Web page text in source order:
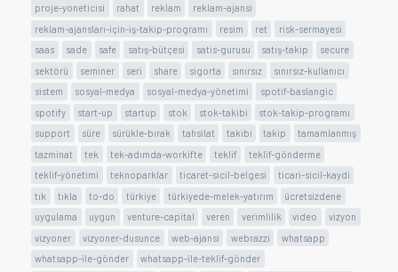
proje-yoneticisi
rahat reklam
reklam-ajansi
reklam-ajansları-için-iş-takip-programı
resim ret
risk-sermayesi
saas
sade safe satış-bütçesi satis-gurusu satış-takip
secure
sektörü
seminer seri share sigorta sınırsız
sınırsız-kullanıcı
sistem
sosyal-medya sosyal-medya-yönetimi
spotif-baslangic
spotify
start-up startup stok stok-takibi
stok-takip-programı
support
süre sürükle-bırak tahsilat takibi takip
tamamlanmış
tazminat
tek tek-adımda-workifte teklif
teklif-gönderme
teklif-yönetimi
teknoparklar ticaret-sicil-belgesi
ticari-sicil-kaydi
tık
tıkla to-do türkiye türkiyede-melek-yatırım
ücretsizdene
uygulama
uygun venture-capital veren verimlilik video
vizyon
vizyoner
vizyoner-dusunce web-ajansi webrazzi
whatsapp
whatsapp-ile-gönder
whatsapp-ile-teklif-gönder